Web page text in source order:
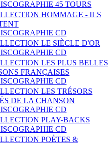
45 TOURS
HOMMAGE - ILS
CD
LE SIÈCLE D'OR
CD
LES PLUS BELLES
FRANÇAISES
CD
LES TRÉSORS
DE LA CHANSON
CD
PLAY-BACKS
CD
POÈTES &